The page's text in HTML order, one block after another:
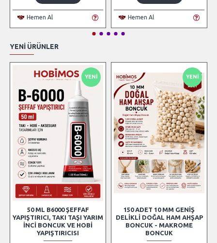
Hemen Al Hemen Al
YENI ÜRÜNLER
YENI
50 ML B6000 ŞEFFAF
YAPIŞTIRICI, TAKI TAŞI YARIM
İNCI BONCUK VE HOBI
YAPIŞTIRICISI
YENI
150 ADET 10 MM GENIŞ
DELIKLI DOĞAL HAM AHŞAP
BONCUK - MAKROME
BONCUK